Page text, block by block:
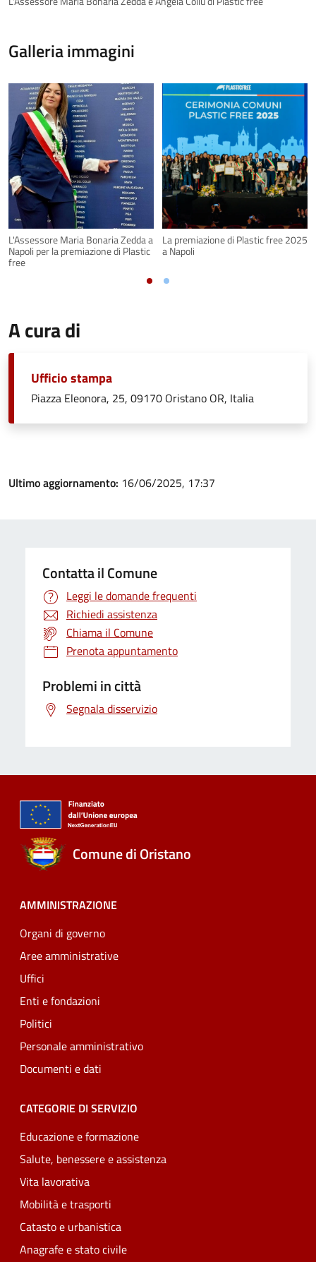
Galleria immagini
L'Assessore Maria Bonaria Zedda a
Napoli per la premiazione di Plastic
free
La premiazione di Plastic free 2025
a Napoli
A cura di
Ufficio stampa
Piazza Eleonora, 25, 09170 Oristano OR, Italia
Ultimo aggiornamento: 16/06/2025, 17:37
Contatta il Comune
Leggi le domande frequenti
Richiedi assistenza
Chiama il Comune
Prenota appuntamento
Problemi in città
Segnala disservizio
Comune di Oristano
AMMINISTRAZIONE
Organi di governo
Aree amministrative
Uffici
Enti e fondazioni
Politici
Personale amministrativo
Documenti e dati
CATEGORIE DI SERVIZIO
Educazione e formazione
Salute, benessere e assistenza
Vita lavorativa
Mobilità e trasporti
Catasto e urbanistica
Anagrafe e stato civile